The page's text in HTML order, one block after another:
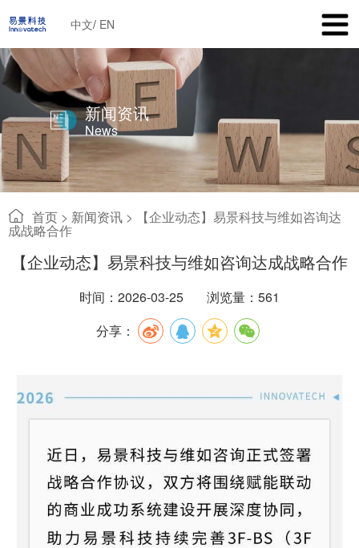
中文/ EN
新闻资讯
News
首页 > 新闻资讯 > 【企业动态】易景科技与维如咨询达
成战略合作
【企业动态】易景科技与维如咨询达成战略合作
时间：2026-03-25
浏览量：561
分享：